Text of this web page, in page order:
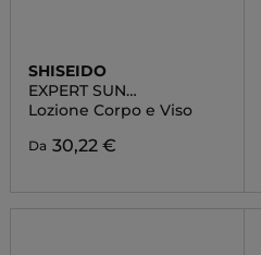
SHISEIDO
EXPERT SUN
PROTECTOR
Lozione Corpo e Viso
Da 30,22 €